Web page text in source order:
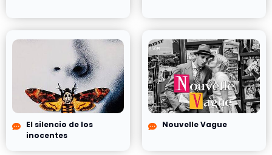
El silencio de los
inocentes
Nouvelle Vague